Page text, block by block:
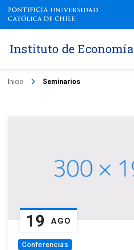
Instituto de Economía
Inicio keyboard_arrow_right Seminarios
19 AGO
Conferencias